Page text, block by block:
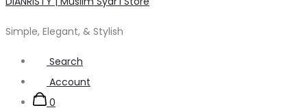
Simple, Elegant, & Stylish
Search
Account
0